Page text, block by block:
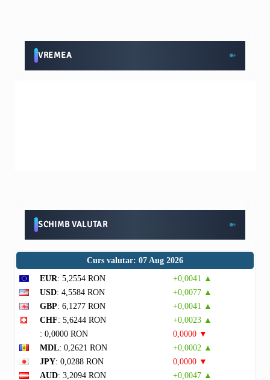
VREMEA
SCHIMB VALUTAR
Curs valutar: 07 Aug 2026
EUR: 5,2554 RON
+0,0041 ▲
USD: 4,5584 RON
+0,0077 ▲
GBP: 6,1277 RON
+0,0041 ▲
CHF: 5,6244 RON
+0,0023 ▲
: 0,0000 RON
0,0000 ▼
MDL: 0,2621 RON
+0,0002 ▲
JPY: 0,0288 RON
0,0000 ▼
AUD: 3,2094 RON +0,0047 ▲